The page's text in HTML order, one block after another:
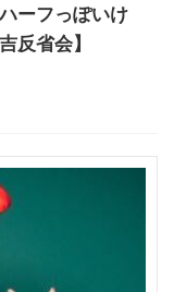
ーフっぽいけ
反省会】